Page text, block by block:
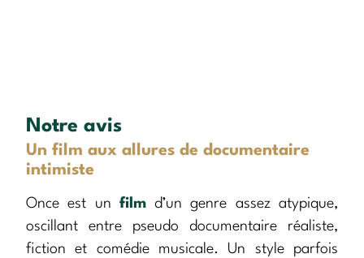
Notre avis
Un film aux allures de documentaire
intimiste
Once est un filmd’un genre assez atypique,
oscillant entre pseudo documentaire réaliste,
fiction et comédie musicale. Un style parfois